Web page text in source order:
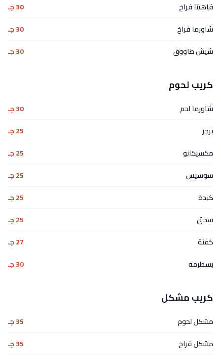
فاهيتا فراخ
30 جـ
شاورما فراخ
30 جـ
شيش طاووق
30 جـ
كريب لحوم
شاورما لحم
30 جـ
برجر
25 جـ
مكسيكانو
25 جـ
سوسيس
25 جـ
كبدة
25 جـ
سجق
25 جـ
كفتة
27 جـ
بسطرمة
30 جـ
كريب مشكل
مشكل لحوم
35 جـ
مشكل فراخ
35 جـ